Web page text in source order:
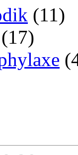
(11)
(17)